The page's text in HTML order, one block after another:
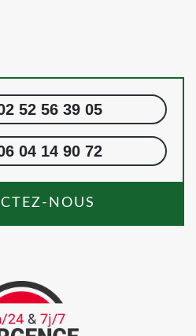
52 56 39 05
04 14 90 72
NOUS